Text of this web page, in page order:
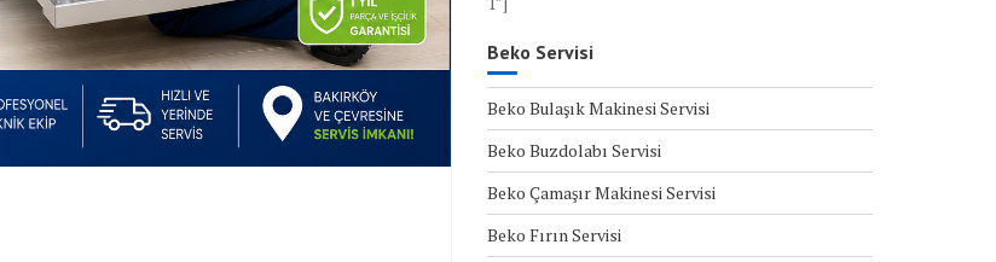
Beko Servisi
Beko Bulaşık Makinesi Servisi
Beko Buzdolabı Servisi
Beko Çamaşır Makinesi Servisi
Beko Fırın Servisi